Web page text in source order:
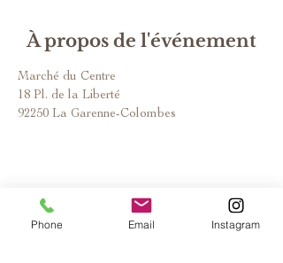
À propos de l'événement
Marché du Centre
18 Pl. de la Liberté
92250 La Garenne-Colombes
Phone Email Instagram